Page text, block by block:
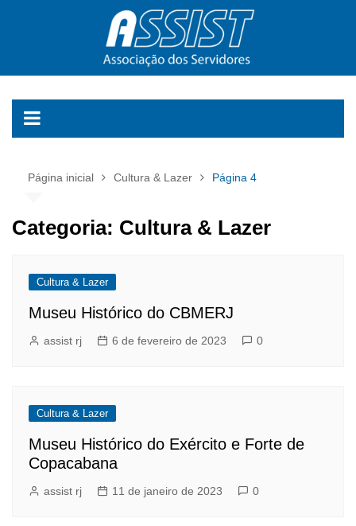
Página inicial Cultura & Lazer Página 4
Categoria: Cultura & Lazer
Cultura & Lazer
Museu Histórico do CBMERJ
assist rj 6 de fevereiro de 2023 0
Cultura & Lazer
Museu Histórico do Exército e Forte de
Copacabana
assist rj 11 de janeiro de 2023 0